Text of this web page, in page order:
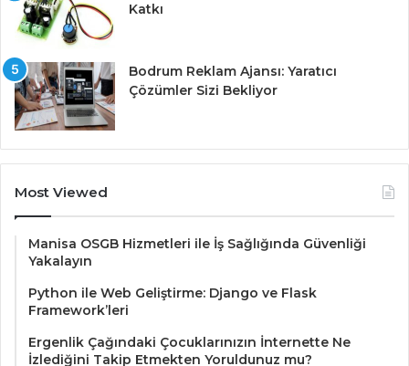
Katkı
Bodrum Reklam Ajansı: Yaratıcı
Çözümler Sizi Bekliyor
Most Viewed
Manisa OSGB Hizmetleri ile İş Sağlığında Güvenliği
Yakalayın
Python ile Web Geliştirme: Django ve Flask
Framework’leri
Ergenlik Çağındaki Çocuklarınızın İnternette Ne
İzlediğini Takip Etmekten Yoruldunuz mu?